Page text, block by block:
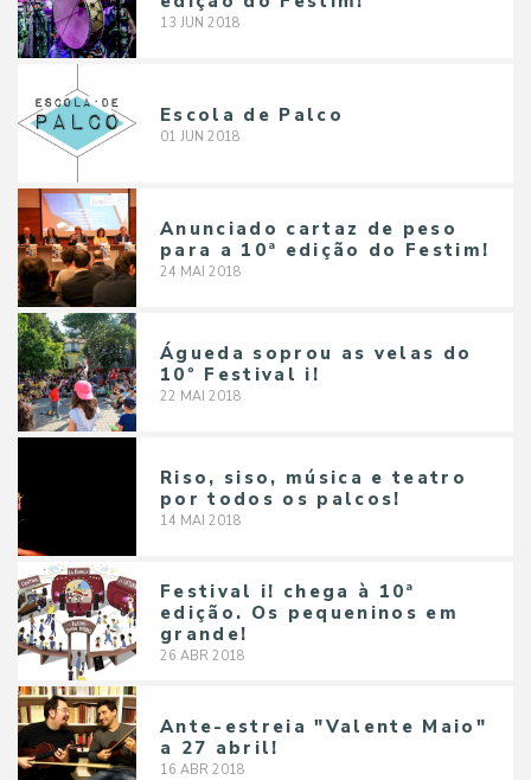
13 JUN 2018
Escola de Palco
01 JUN 2018
Anunciado cartaz de peso
para a 10ª edição do Festim!
24 MAI 2018
Águeda soprou as velas do
10º Festival i!
22 MAI 2018
Riso, siso, música e teatro
por todos os palcos!
14 MAI 2018
Festival i! chega à 10ª
edição. Os pequeninos em
grande!
26 ABR 2018
Ante-estreia "Valente Maio"
a 27 abril!
16 ABR 2018